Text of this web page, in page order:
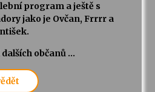
program a ještě s
jako je Ovčan, Frrrr a
občanů …